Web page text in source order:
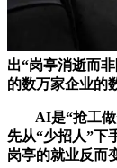
出“岗亭消逝而
的数万家企业的
AI是“抢工做”
先从“少招人”下
岗亭的就业反而